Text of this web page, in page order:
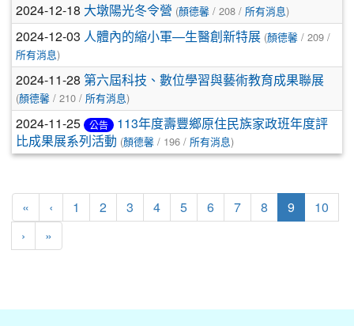
2024-12-18 大墩陽光冬令營 (顏德馨 / 208 / 所有消息)
2024-12-03 人體內的縮小軍—生醫創新特展 (顏德馨 / 209 /
所有消息)
2024-11-28 第六屆科技、數位學習與藝術教育成果聯展
(顏德馨 / 210 / 所有消息)
2024-11-25 公告
113年度壽豐鄉原住民族家政班年度評
比成果展系列活動 (顏德馨 / 196 / 所有消息)
« 第一頁
‹ 上一頁
1 2 3 4 5 6 7 8 9 (目前頁次)
10
› 下一頁
»